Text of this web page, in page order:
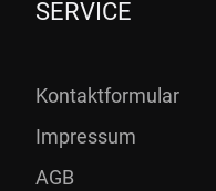
SERVICE
Kontaktformular
Impressum
AGB